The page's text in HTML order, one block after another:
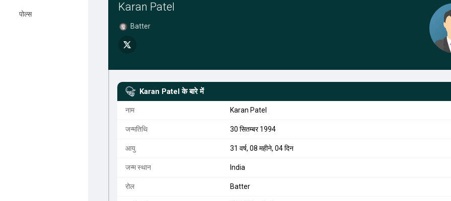
पोल्स
Karan Patel
Batter
Karan Patel के बारे में
नाम Karan Patel
जन्मतिथि 30 सितम्बर 1994
आयु 31 वर्ष, 08 महीने, 04 दिन
जन्म स्थान India
रोल Batter